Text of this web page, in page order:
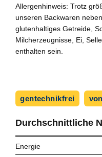
Allergenhinweis: Trotz
unseren Backwaren
glutenhaltiges Getreide,
Milcherzeugnisse, Ei,
enthalten sein.
gentechnikfrei
Durchschnittliche
Energie